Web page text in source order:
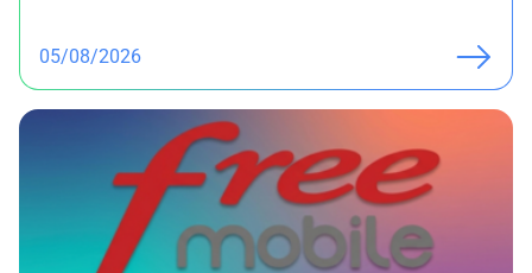
05/08/2026